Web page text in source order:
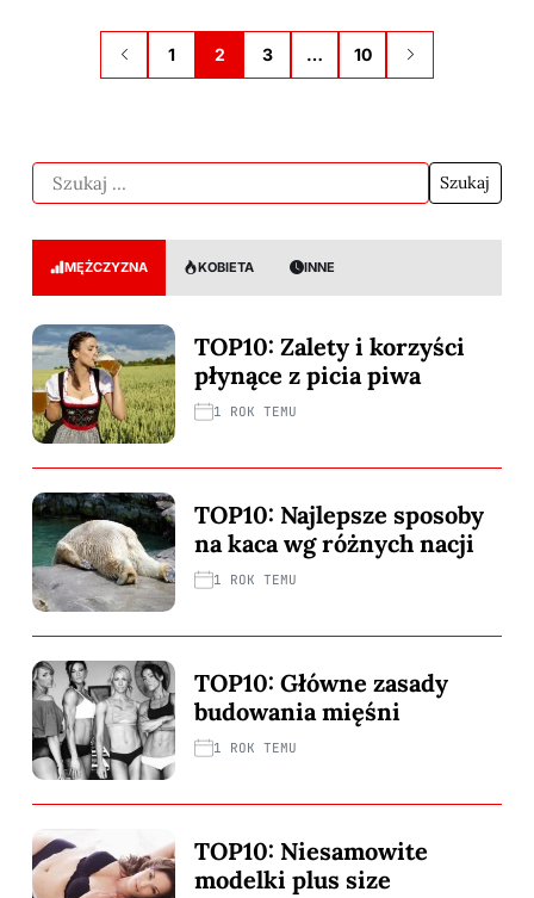
1 2 3 … 10
MĘŻCZYZNA KOBIETA INNE
TOP10: Zalety i korzyści
płynące z picia piwa
1 ROK TEMU
TOP10: Najlepsze sposoby
na kaca wg różnych nacji
1 ROK TEMU
TOP10: Główne zasady
budowania mięśni
1 ROK TEMU
TOP10: Niesamowite
modelki plus size